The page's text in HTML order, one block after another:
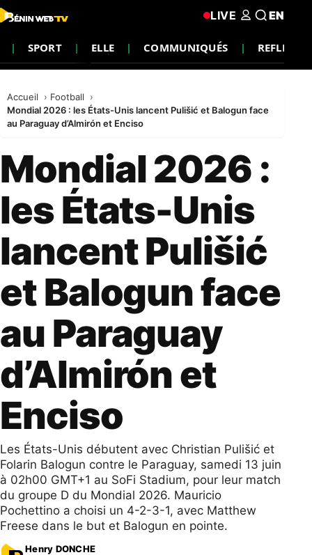
SPORT ELLE COMMUNIQUÉS
LIVE EN
Accueil
Football
Mondial 2026 : les États-Unis lancent Pulišić et Balogun face
au Paraguay d’Almirón et Enciso
Mondial 2026 :
les États-Unis
lancent Pulišić
et Balogun face
au Paraguay
d’Almirón et
Enciso
Les États-Unis débutent avec Christian Pulišić et
Folarin Balogun contre le Paraguay, samedi 13 juin
à 02h00 GMT+1 au SoFi Stadium, pour leur match
du groupe D du Mondial 2026. Mauricio
Pochettino a choisi un 4-2-3-1, avec Matthew
Freese dans le but et Balogun en pointe.
Henry DONCHE